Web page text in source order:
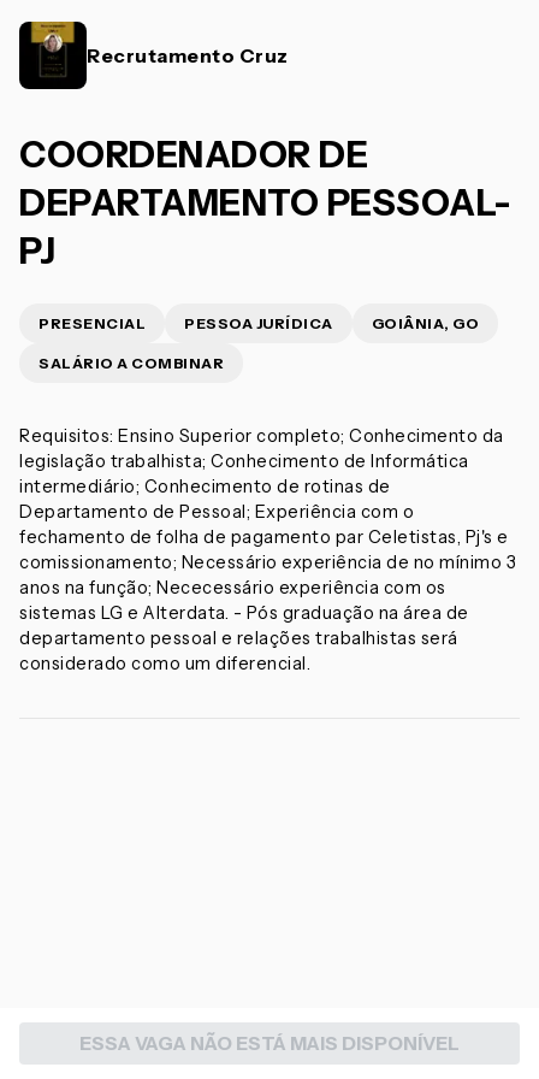
Recrutamento Cruz
COORDENADOR DE
DEPARTAMENTO PESSOAL-
PJ
PRESENCIAL PESSOA JURÍDICA GOIÂNIA, GO
SALÁRIO A COMBINAR
Requisitos: Ensino Superior completo; Conhecimento da
legislação trabalhista; Conhecimento de Informática
intermediário; Conhecimento de rotinas de
Departamento de Pessoal; Experiência com o
fechamento de folha de pagamento par Celetistas, Pj's e
comissionamento; Necessário experiência de no mínimo 3
anos na função; Nececessário experiência com os
sistemas LG e Alterdata. - Pós graduação na área de
departamento pessoal e relações trabalhistas será
considerado como um diferencial.
ESSA VAGA NÃO ESTÁ MAIS DISPONÍVEL